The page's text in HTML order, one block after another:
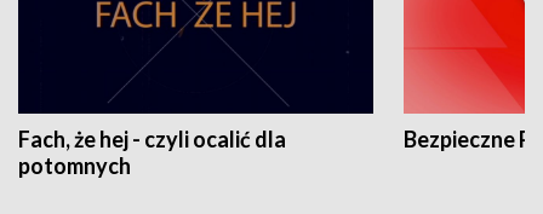
Fach, że hej - czyli ocalić dla
potomnych
Bezpieczne